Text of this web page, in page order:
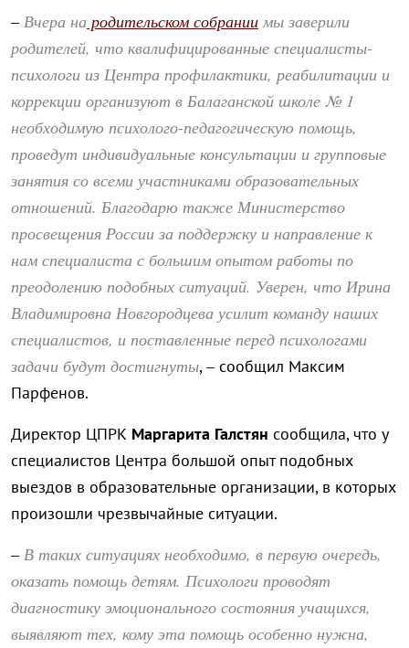
–Вчера на родительском собраниимы заверили
родителей, что квалифицированные специалисты-
психологи из Центра профилактики, реабилитации и
коррекции организуют в Балаганской школе № 1
необходимую психолого-педагогическую помощь,
проведут индивидуальные консультации и групповые
занятия со всеми участниками образовательных
отношений. Благодарю также Министерство
просвещения России за поддержку и направление к
нам специалиста с большим опытом работы по
преодолению подобных ситуаций. Уверен, что Ирина
Владимировна Новгородцева усилит команду наших
специалистов, и поставленные перед психологами
задачи будут достигнуты, – сообщил Максим
Парфенов.
Директор ЦПРК Маргарита Галстян сообщила, что у
специалистов Центра большой опыт подобных
выездов в образовательные организации, в которых
произошли чрезвычайные ситуации.
–В таких ситуациях необходимо, в первую очередь,
оказать помощь детям. Психологи проводят
диагностику эмоционального состояния учащихся,
выявляют тех, кому эта помощь особенно нужна,